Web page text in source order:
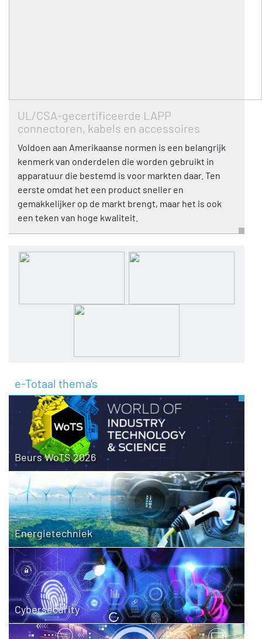
UL/CSA-gecertificeerde LAPP
connectoren, kabels en accessoires
Voldoen aan Amerikaanse normen is een belangrijk
kenmerk van onderdelen die worden gebruikt in
apparatuur die bestemd is voor markten daar. Ten
eerste omdat het een product sneller en
gemakkelijker op de markt brengt, maar het is ook
een teken van hoge kwaliteit.
e-Totaal thema's
Beurs WoTS 2026
Energietechniek
Cybersecurity